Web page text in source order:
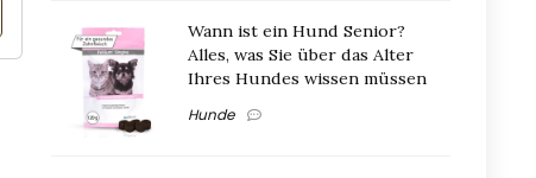
Wann ist ein Hund Senior?
Alles, was Sie über das Alter
Ihres Hundes wissen müssen
Hunde